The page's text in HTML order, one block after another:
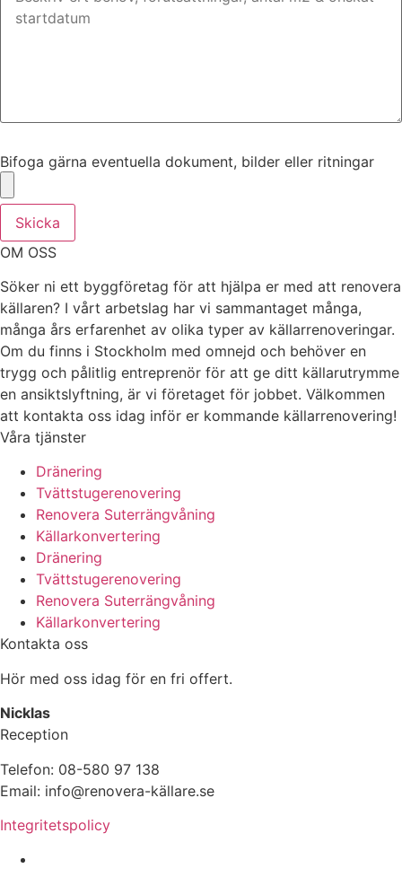
Bifoga gärna eventuella dokument, bilder eller ritningar
Skicka
OM OSS
Söker ni ett byggföretag för att hjälpa er med att renovera
källaren? I vårt arbetslag har vi sammantaget många,
många års erfarenhet av olika typer av källarrenoveringar.
Om du finns i Stockholm med omnejd och behöver en
trygg och pålitlig entreprenör för att ge ditt källarutrymme
en ansiktslyftning, är vi företaget för jobbet. Välkommen
att kontakta oss idag inför er kommande källarrenovering!
Våra tjänster
Dränering
Tvättstugerenovering
Renovera Suterrängvåning
Källarkonvertering
Dränering
Tvättstugerenovering
Renovera Suterrängvåning
Källarkonvertering
Kontakta oss
Hör med oss idag för en fri offert.
Nicklas
Reception
Telefon: 08-580 97 138
Email: info@renovera-källare.se
Integritetspolicy